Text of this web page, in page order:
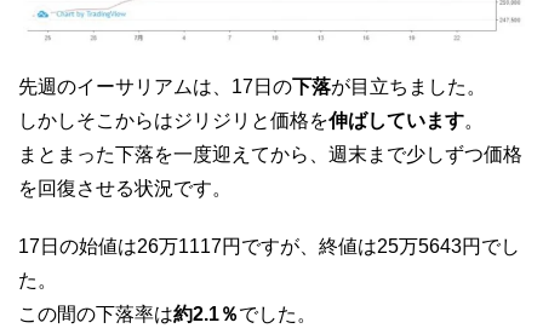
先週のイーサリアムは、17日の下落が目立ちました。
しかしそこからはジリジリと価格を伸ばしています。
まとまった下落を一度迎えてから、週末まで少しずつ価格
を回復させる状況です。
17日の始値は26万1117円ですが、終値は25万5643円でし
た。
この間の下落率は約2.1％でした。